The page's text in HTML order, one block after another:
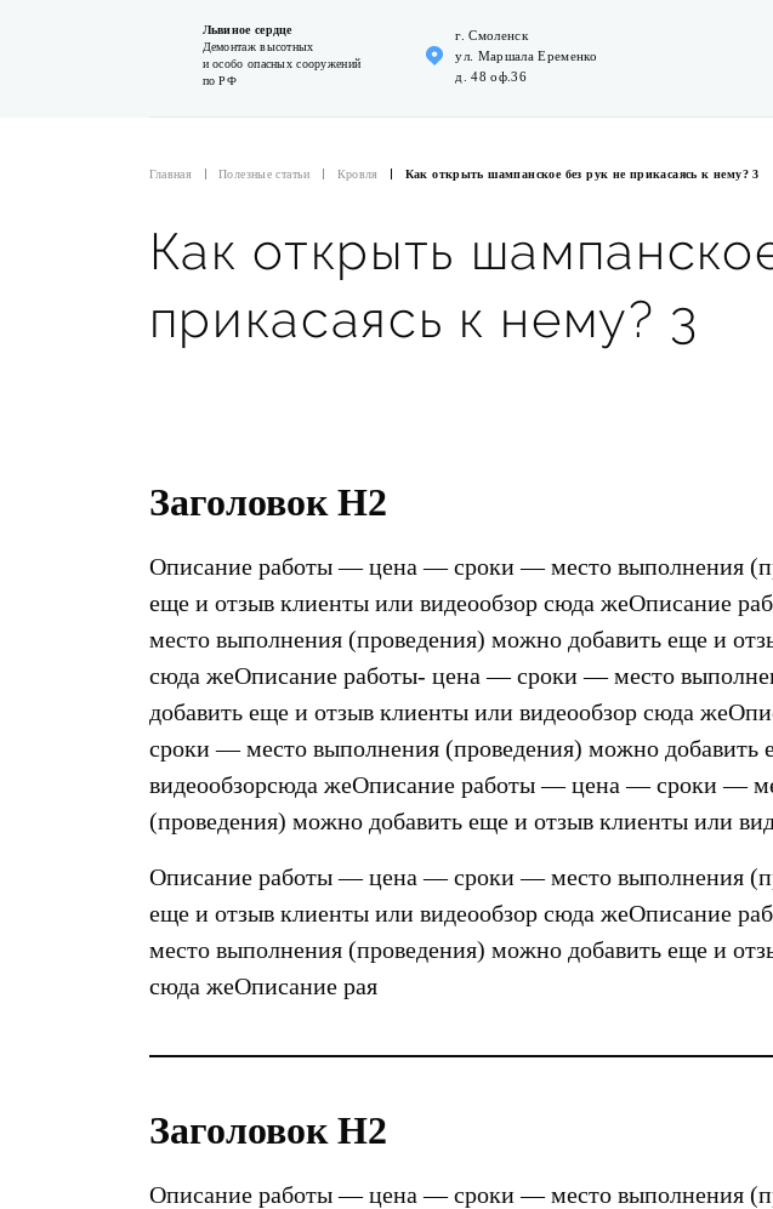
Львиное сердце
Демонтаж высотных
и особо опасных сооружений
по РФ
г. Смоленск
ул. Маршала Еременко
д. 48 оф.36
Главная Полезные статьи Кровля Как открыть шампанское без рук не прикасаясь к нему? 3
Как открыть
прикасаясь к нему? 3
Заголовок Н2
Описание работы — цена — сроки — место выполнения
еще и отзыв клиенты или видеообзор сюда жеОписание
место выполнения (проведения) можно добавить еще и
сюда жеОписание работы- цена — сроки — место
добавить еще и отзыв клиенты или видеообзор сюда
сроки — место выполнения (проведения) можно добавить
видеообзорсюда жеОписание работы — цена — сроки —
(проведения) можно добавить еще и отзыв клиенты или
Описание работы — цена — сроки — место выполнения
еще и отзыв клиенты или видеообзор сюда жеОписание
место выполнения (проведения) можно добавить еще и
сюда жеОписание рая
Заголовок Н2
Описание работы — цена — сроки — место выполнения